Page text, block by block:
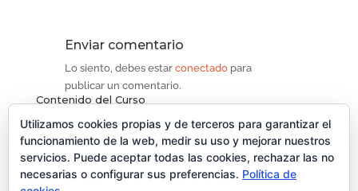
Enviar comentario
Lo siento, debes estar conectadopara
publicar un comentario.
Contenido del Curso
Módulo 1
ENTENDIENDO LA SECCIÓN DE LOS
ACEITES Y SUS ENVASES
-
Lección 1
Entendiendo la sección de los aceites y los
Utilizamos cookies propias y de terceros para garantizar el
funcionamiento de la web, medir su uso y mejorar nuestros
servicios. Puede aceptar todas las cookies, rechazar las no
necesarias o configurar sus preferencias. Política de